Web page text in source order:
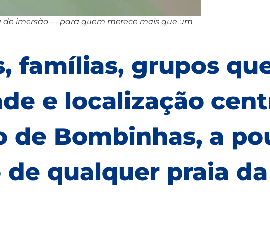
imersão — para quem merece mais que um
famílias, grupos
e localização
de Bombinhas, a
qualquer praia da